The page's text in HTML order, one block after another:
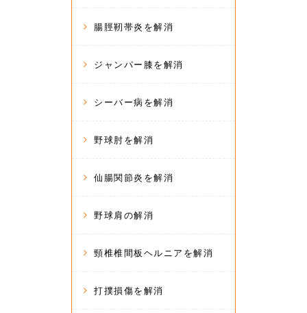
腸脛靭帯炎を解消
ジャンパー膝を解消
シーバー病を解消
野球肘を解消
仙腸関節炎を解消
野球肩の解消
頸椎椎間板ヘルニアを解消
打撲損傷を解消